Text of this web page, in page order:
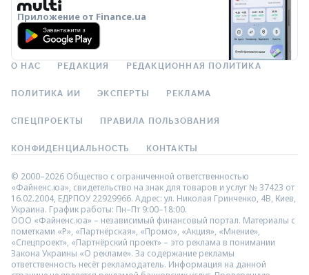
Приложение от Finance.ua
О НАС РЕДАКЦИЯ РЕДАКЦИОННАЯ ПОЛИТИКА
ПОЛИТИКА ИИ ЭКСПЕРТЫ РЕКЛАМА
СПЕЦПРОЕКТЫ ПРАВИЛА ПОЛЬЗОВАНИЯ
КОНФИДЕНЦИАЛЬНОСТЬ КОНТАКТЫ
© 2000–2026 Общество с ограниченной ответственностью
«Файненс.юа», свидетельство на знак для товаров и услуг № 37423 от
16.02.2004, ЕДРПОУ 22929966. Адрес: ул. Николая Гринченко, 4В, Киев,
Украина. График работы: Пн–Пт 9:00–18:00.
ООО «Файненс.юа» – независимый финансовый портал. Материалы с
пометками «Р», «Партнёрская», «Промо», «Акция», «Мнение»,
«Спецпроект», «Партнёрский проект» – это реклама в понимании
Закона Украины «О рекламе». За содержание рекламы
ответственность несёт рекламодатель. Информация на данной